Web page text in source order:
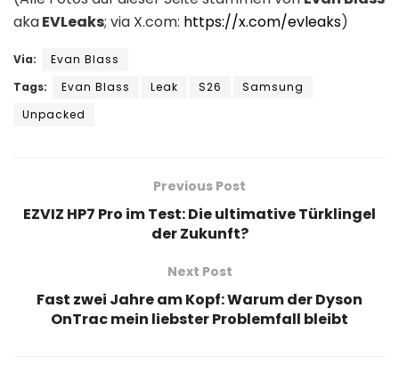
akaEVLeaks; via X.com: https://x.com/evleaks)
Via:
Evan Blass
Tags:
Evan Blass Leak S26
Samsung
Unpacked
Previous Post
EZVIZ HP7 Pro im Test: Die ultimative Türklingel
der Zukunft?
Next Post
Fast zwei Jahre am Kopf: Warum der Dyson
OnTrac mein liebster Problemfall bleibt